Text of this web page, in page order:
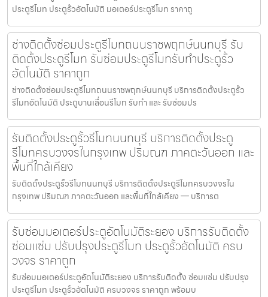
ประตูรีโมท ประตูรั้วอัตโนมัติ มอเตอร์ประตูรีโมท ราคาถู
ช่างติดตั้งซ่อมประตูรีโมทถนนราชพฤกษ์นนทบุรี รับ
ติดตั้งประตูรีโมท รับซ่อมประตูรีโมทรับทำประตูรั้ว
อัตโนมัติ ราคาถูก
ช่างติดตั้งซ่อมประตูรีโมทถนนราชพฤกษ์นนทบุรี บริการติดตั้งประตูรั้ว
รีโมทอัตโนมัติ ประตูบานเลื่อนรีโมท รับทำ และ รับซ่อมปร
รับติดตั้งประตูรั้วรีโมทนนทบุรี บริการติดตั้งประตู
รีโมทครบวงจรในกรุงเทพ ปริมณฑ ภาคตะวันออก และ
พื้นที่ใกล้เคียง
รับติดตั้งประตูรั้วรีโมทนนทบุรี บริการติดตั้งประตูรีโมทครบวงจรใน
กรุงเทพ ปริมณฑ ภาคตะวันออก และพื้นที่ใกล้เคียง — บริการต
รับซ่อมมอเตอร์ประตูอัตโนมัติระยอง บริการรับติดตั้ง
ซ่อมแซ่ม ปรับปรุงประตูรีโมท ประตูรั้วอัตโนมัติ ครบ
วงจร ราคาถูก
รับซ่อมมอเตอร์ประตูอัตโนมัติระยอง บริการรับติดตั้ง ซ่อมแซ่ม ปรับปรุง
ประตูรีโมท ประตูรั้วอัตโนมัติ ครบวงจร ราคาถูก พร้อมบ